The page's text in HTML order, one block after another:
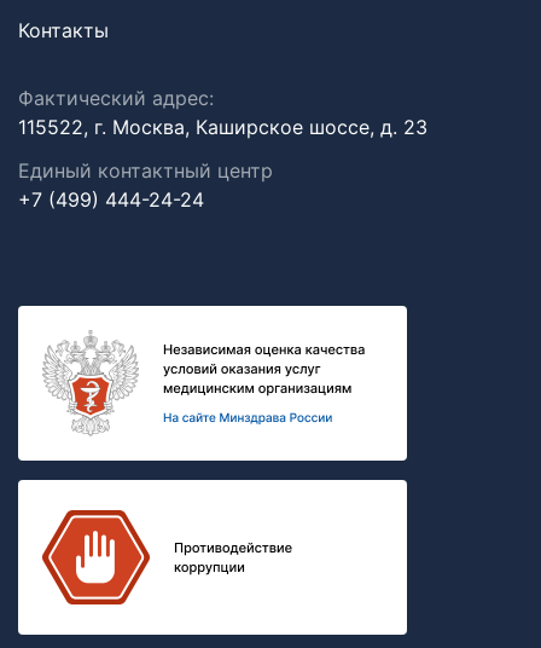
Контакты
Фактический адрес:
115522, г. Москва, Каширское шоссе, д. 23
Единый контактный центр
+7 (499) 444-24-24